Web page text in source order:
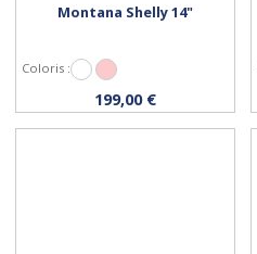
Personnaliser
Montana Shelly 14"
Coloris :
199,00 €